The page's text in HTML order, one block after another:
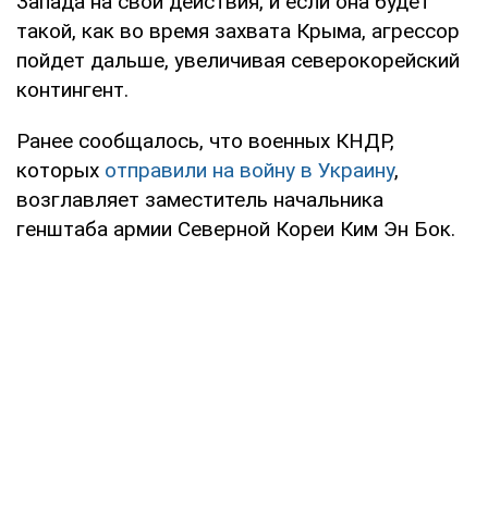
такой, как во время захвата Крыма, агрессор
пойдет дальше, увеличивая северокорейский
контингент.
Ранее сообщалось, что военных КНДР,
которых отправили на войну в Украину,
возглавляет заместитель начальника
генштаба армии Северной Кореи Ким Эн Бок.